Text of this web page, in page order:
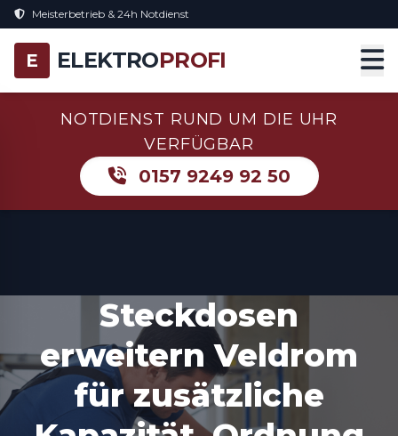
Meisterbetrieb & 24h Notdienst
E ELEKTROPROFI
NOTDIENST RUND UM DIE UHR
VERFÜGBAR
0157 9249 92 50
Steckdosen
erweitern Veldrom
für zusätzliche